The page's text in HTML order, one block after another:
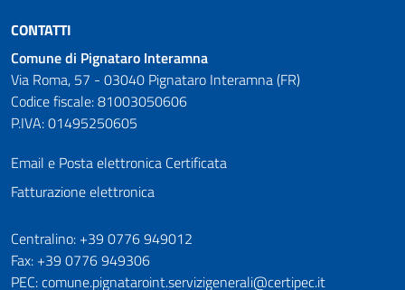
CONTATTI
Comune di Pignataro Interamna
Via Roma, 57 - 03040 Pignataro Interamna (FR)
Codice fiscale: 81003050606
P.IVA: 01495250605
Email e Posta elettronica Certificata
Fatturazione elettronica
Numeri utili
Centralino: +39 0776 949012
Fax: +39 0776 949306
PEC: comune.pignataroint.servizigenerali@certipec.it